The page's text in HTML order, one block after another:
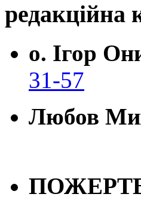
редакційна
о. Ігор
31-57
Любов